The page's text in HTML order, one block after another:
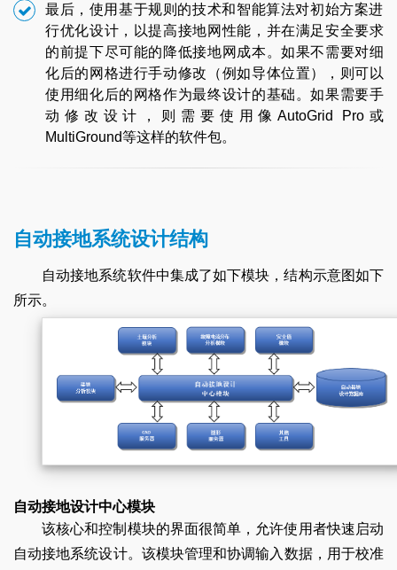
最后，使用基于规则的技术和智能算法对初始方案进
行优化设计，以提高接地网性能，并在满足安全要求
的前提下尽可能的降低接地网成本。如果不需要对细
化后的网格进行手动修改（例如导体位置），则可以
使用细化后的网格作为最终设计的基础。如果需要手
动修改设计，则需要使用像AutoGrid Pro或
MultiGround等这样的软件包。
自动接地系统设计结构
自动接地系统软件中集成了如下模块，结构示意图如下
所示。
自动接地设计中心模块
该核心和控制模块的界面很简单，允许使用者快速启动
自动接地系统设计。该模块管理和协调输入数据，用于校准